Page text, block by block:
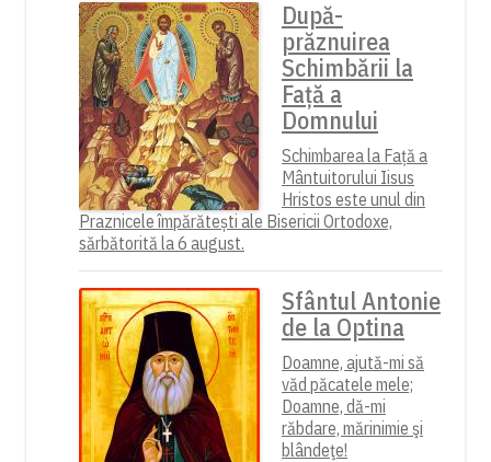
După-
prăznuirea
Schimbării la
Față a
Domnului
Schimbarea la Față a
Mântuitorului Iisus
Hristos este unul din
Praznicele împărătești ale Bisericii Ortodoxe,
sărbătorită la 6 august.
Sfântul Antonie
de la Optina
Doamne, ajută-mi să
văd păcatele mele;
Doamne, dă-mi
răbdare, mărinimie şi
blândeţe!